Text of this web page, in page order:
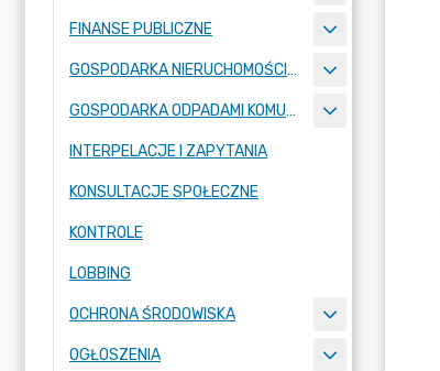
FINANSE PUBLICZNE
GOSPODARKA NIERUCHOMOŚCIAMI
GOSPODARKA ODPADAMI KOMUNALNYMI
INTERPELACJE I ZAPYTANIA
KONSULTACJE SPOŁECZNE
KONTROLE
LOBBING
OCHRONA ŚRODOWISKA
OGŁOSZENIA